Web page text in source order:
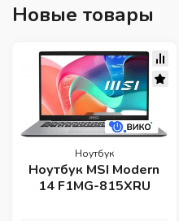
Новые товары
Ноутбук
Ноутбук MSI Modern
14 F1MG-815XRU